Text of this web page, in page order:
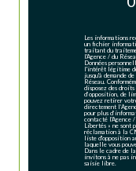
Les informations
un fichier
traitant du
l'Agence / du
Données
l'intérêt légitime
jusqu'à demande
Réseau.
disposez des
d’opposition, de
pouvez retirer
directement
pour plus
contacté l'Agence
Libertés » ne sont
réclamation à la
liste d'opposition
laquelle vous
Dans le cadre de
invitons à ne pas
saisie libre.